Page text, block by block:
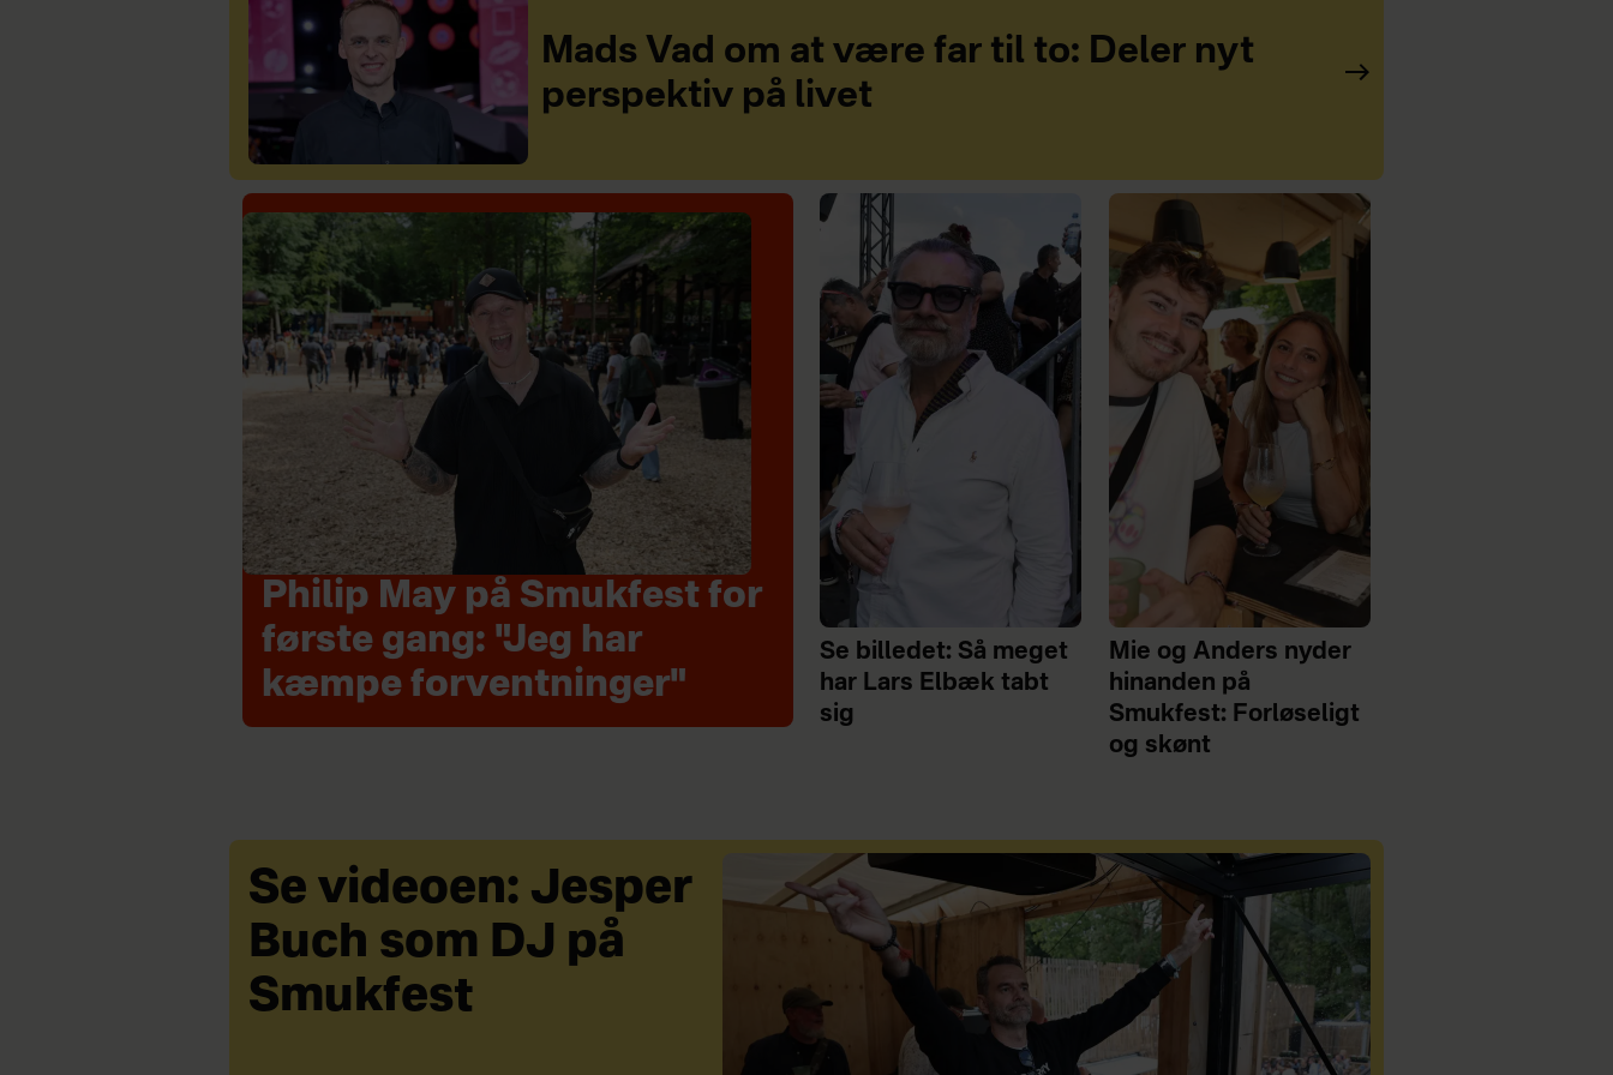
Mads Vad om at være far til to: Deler nyt
perspektiv på livet
Philip May på Smukfest for
første gang: "Jeg har
kæmpe forventninger"
Se billedet: Så meget
har Lars Elbæk tabt
sig
Mie og Anders nyder
hinanden på
Smukfest: Forløseligt
og skønt
Se videoen: Jesper
Buch som DJ på
Smukfest